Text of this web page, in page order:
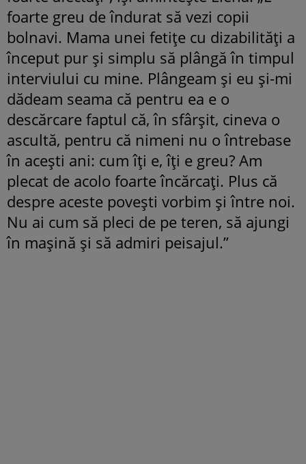
foarte greu de îndurat să vezi copii
bolnavi. Mama unei fetițe cu dizabilități a
început pur și simplu să plângă în timpul
interviului cu mine. Plângeam și eu și-mi
dădeam seama că pentru ea e o
descărcare faptul că, în sfârșit, cineva o
ascultă, pentru că nimeni nu o întrebase
în acești ani: cum îți e, îți e greu? Am
plecat de acolo foarte încărcați. Plus că
despre aceste povești vorbim și între noi.
Nu ai cum să pleci de pe teren, să ajungi
în mașină și să admiri peisajul.”